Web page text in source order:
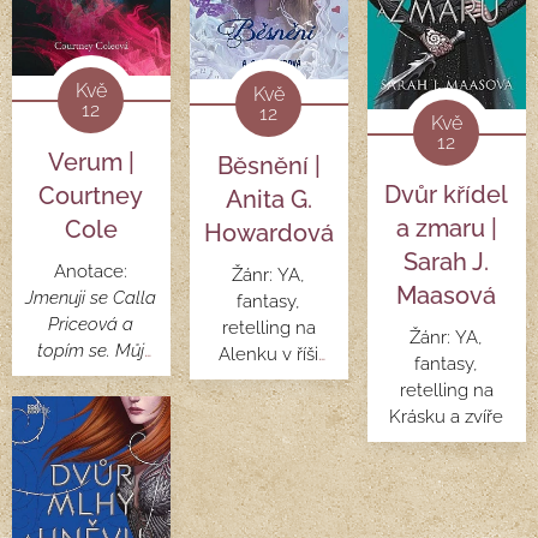
Kvě
12
Verum |
Courtney
Cole
Anotace:
Jmenuji se Calla
Priceová a
topím se. Můj
nový svět je
temný, temný
oceán a
všechna
tajemství mě
tlačí ke dnu.
Kvě
12
Běsnění |
Anita G.
Howardová
Žánr: YA,
fantasy,
retelling na
Alenku v říši
divů
Kvě
12
Dvůr křídel
a zmaru |
Sarah J.
Maasová
Žánr: YA,
fantasy,
retelling na
Krásku a zvíře